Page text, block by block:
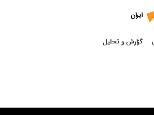
ایران
گزارش و تحلیل